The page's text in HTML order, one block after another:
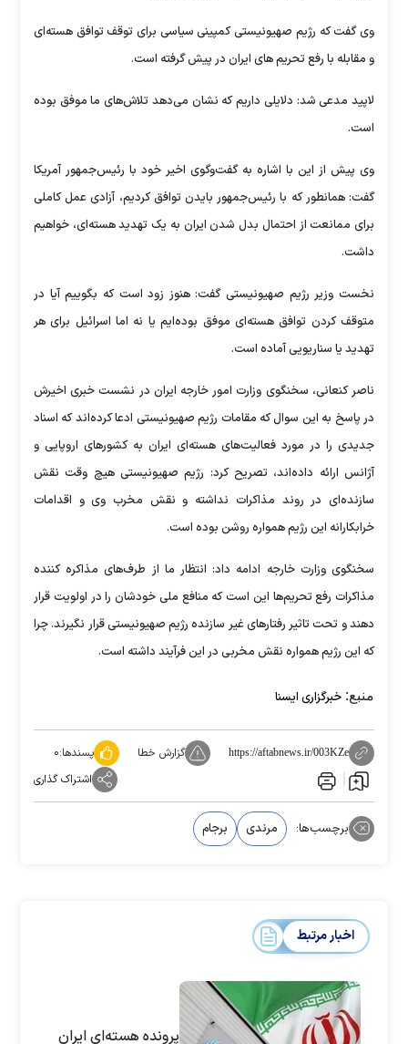
وی گفت که رژیم صهیونیستی کمپینی سیاسی برای توقف توافق هسته‌ای
و مقابله با رفع تحریم های ایران در پیش گرفته است.
لاپید مدعی شد: دلایلی داریم که نشان می‌دهد تلاش‌های ما موفق بوده
است.
وی پیش از این با اشاره به گفت‌وگوی اخیر خود با رئیس‌جمهور آمریکا
گفت: همانطور که با رئیس‌جمهور بایدن توافق کردیم، آزادی عمل کاملی
برای ممانعت از احتمال بدل شدن ایران به یک تهدید هسته‌ای، خواهیم
داشت.
نخست وزیر رژیم صهیونیستی گفت: هنوز زود است که بگوییم آیا در
متوقف کردن توافق هسته‌ای موفق بوده‌ایم یا نه اما اسرائیل برای هر
تهدید یا سناریویی آماده است.
ناصر کنعانی، سخنگوی وزارت امور خارجه ایران در نشست خبری اخیرش
در پاسخ به این سوال که مقامات رژیم صهیونیستی ادعا کرده‌اند که اسناد
جدیدی را در مورد فعالیت‌های هسته‌ای ایران به کشورهای اروپایی و
آژانس ارائه داده‌اند، تصریح کرد: رژیم صهیونیستی هیچ وقت نقش
سازنده‌ای در روند مذاکرات نداشته و نقش مخرب وی و اقدامات
خرابکارانه این رژیم همواره روشن بوده است.
سخنگوی وزارت خارجه ادامه داد: انتظار ما از طرف‌های مذاکره کننده
مذاکرات رفع تحریم‌ها این است که منافع ملی خودشان را در اولویت قرار
دهند و تحت تاثیر رفتارهای غیر سازنده رژیم صهیونیستی قرار نگیرند. چرا
که این رژیم همواره نقش مخربی در این فرآیند داشته است.
منبع: خبرگزاری ایسنا
https://aftabnews.ir/003KZe گزارش خطا پسندها:۰
اشتراک گذاری
برچسب‌ها: مرندی برجام
اخبار مرتبط
پرونده هسته‌ای ایران